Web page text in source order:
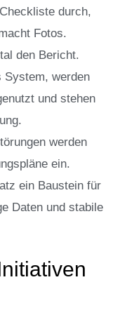
durch,
Fotos.
den Bericht.
System, werden
und stehen
werden
ein.
ein Baustein für
Daten und stabile